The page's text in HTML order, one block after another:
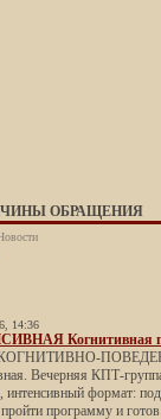
ОБРАЩЕНИЯ
14:36
Когнитивная
КОГНИТИВНО-
Вечерняя КПТ-
интенсивный формат:
программу и